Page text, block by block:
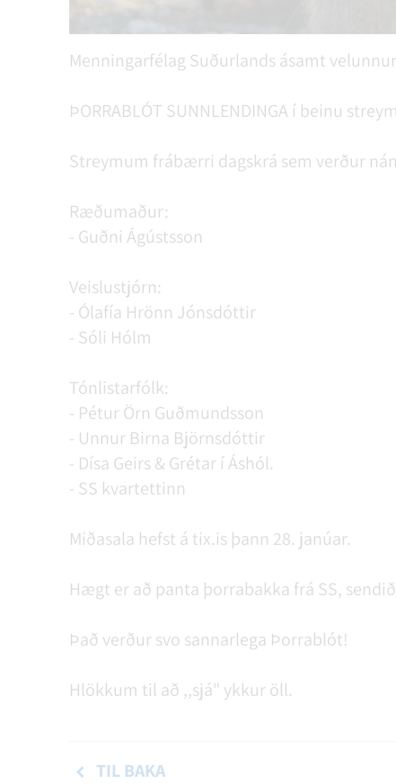
Menningarfélag Suðurlands ásamt
ÞORRABLÓT SUNNLENDINGA í beinu
Streymum frábærri dagskrá sem verður
Ræðumaður:
- Guðni Ágústsson
Veislustjórn:
- Ólafía Hrönn Jónsdóttir
- Sóli Hólm
Tónlistarfólk:
- Pétur Örn Guðmundsson
- Unnur Birna Björnsdóttir
- Dísa Geirs & Grétar í Áshól.
- SS kvartettinn
Miðasala hefst á tix.is þann 28. janúar.
Hægt er að panta þorrabakka frá SS,
Það verður svo sannarlega Þorrablót!
Hlökkum til að ,,sjá" ykkur öll.
TIL BAKA